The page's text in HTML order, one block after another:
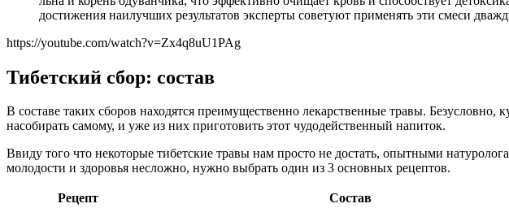
достижения наилучших результатов эксперты советуют применять эти смеси
https://youtube.com/watch?v=Zx4q8uU1PAg
Тибетский сбор: состав
В составе таких сборов находятся преимущественно лекарственные травы.
насобирать самому, и уже из них приготовить этот чудодейственный напиток.
Ввиду того что некоторые тибетские травы нам просто не достать, опытными
молодости и здоровья несложно, нужно выбрать один из 3 основных рецептов.
Рецепт Состав